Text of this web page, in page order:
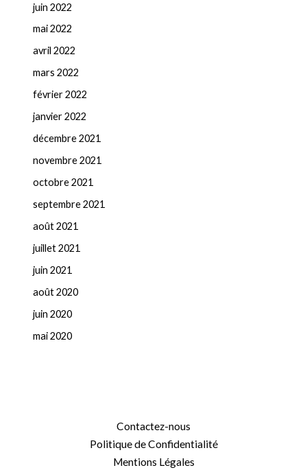
juin 2022
mai 2022
avril 2022
mars 2022
février 2022
janvier 2022
décembre 2021
novembre 2021
octobre 2021
septembre 2021
août 2021
juillet 2021
juin 2021
août 2020
juin 2020
mai 2020
Contactez-nous
Politique de Confidentialité
Mentions Légales